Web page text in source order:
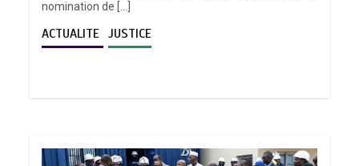
nomination de […]
ACTUALITE JUSTICE